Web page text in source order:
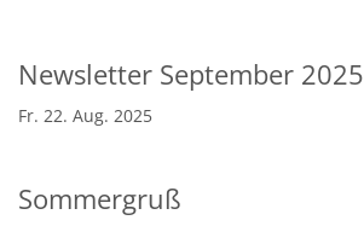
Newsletter September 2025
Fr. 22. Aug. 2025
Sommergruß